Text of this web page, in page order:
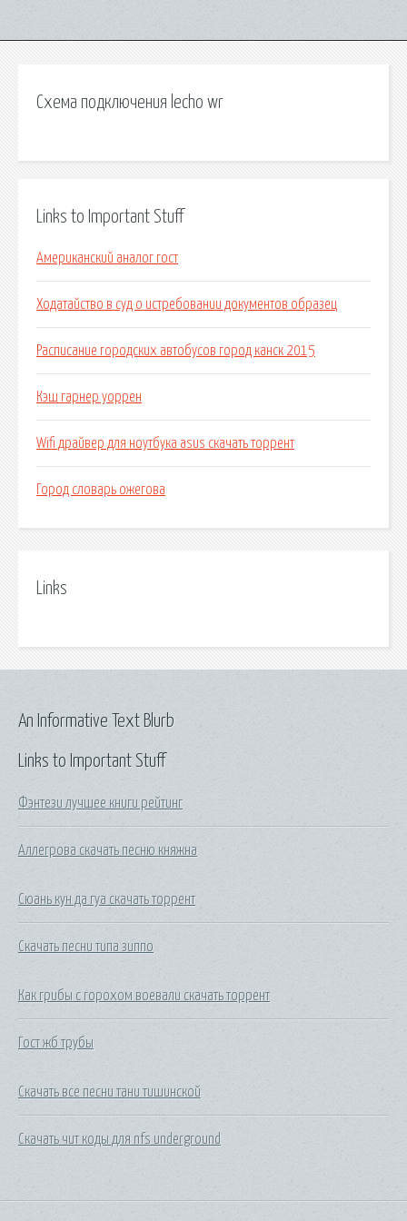
Схема подключения lecho wr
Links to Important Stuff
Американский аналог гост
Ходатайство в суд о истребовании документов образец
Расписание городских автобусов город канск 2015
Кэш гарнер уоррен
Wifi драйвер для ноутбука asus скачать торрент
Город словарь ожегова
Links
Links to Important Stuff
Фэнтези лучшее книги рейтинг
Аллегрова скачать песню княжна
Сюань кун да гуа скачать торрент
Скачать песни типа зиппо
Как грибы с горохом воевали скачать торрент
Гост жб трубы
Скачать все песни тани тишинской
Скачать чит коды для nfs underground
An Informative Text Blurb